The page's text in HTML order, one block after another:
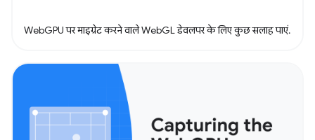
WebGPU पर माइग्रेट करने वाले WebGL डेवलपर के लिए कुछ सलाह पाएं.